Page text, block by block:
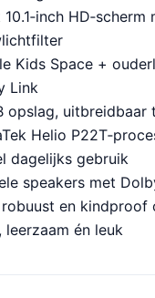
HD‑scherm
Kids Space +
Link
opslag, uitbreidbaar
Helio
dagelijks gebruik
speakers met
en kindproof
leerzaam én leuk